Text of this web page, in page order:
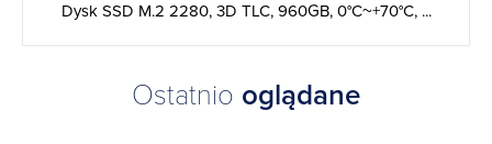
Dysk SSD M.2 2280, 3D TLC, 960GB, 0°C~+70°C, ...
Ostatnio oglądane